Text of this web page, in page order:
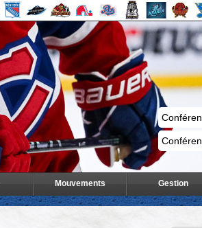
Mouvements Gestion